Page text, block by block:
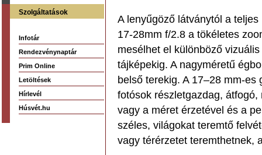
Szolgáltatások
Infotár
Rendezvénynaptár
Prim Online
Letöltések
Hírlevél
Húsvét.hu
A lenyűgöző látványtól a
17-28mm f/2.8 a tökéletes
mesélhet el különböző
tájképekig. A nagyméretű
belső terekig. A 17–28 mm-
fotósok részletgazdag,
vagy a méret érzetével és a
széles, világokat teremtő
vagy térérzetet teremthetnek,